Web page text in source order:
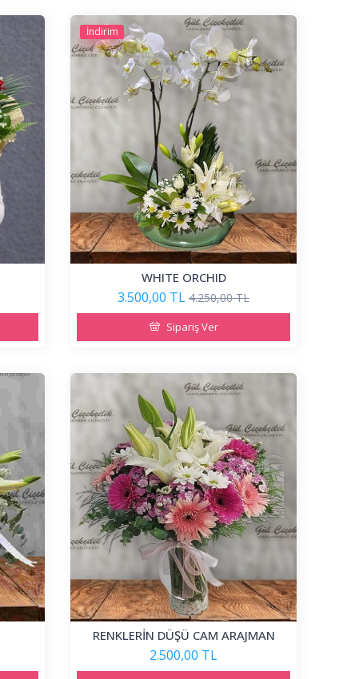
İndirim
WHITE ORCHID
3.500,00 TL 4.250,00 TL
Sipariş Ver
RENKLERİN DÜŞÜ CAM ARAJMAN
2.500,00 TL